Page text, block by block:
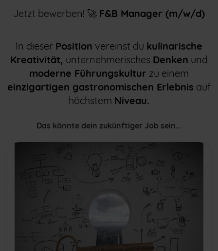
Jetzt bewerben! 🚀 F&B Manager (m/w/d)
In dieser Position vereinst du kulinarische
Kreativität, unternehmerisches Denken und
moderne Führungskultur zu einem
einzigartigen gastronomischen Erlebnis auf
höchstem Niveau.
Das könnte dein zukünftiger Job sein...